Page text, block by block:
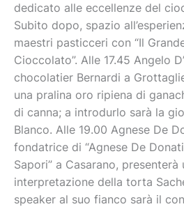
dedicato alle eccellenze del
Subito dopo, spazio
maestri pasticceri con “Il
Cioccolato”. Alle 17.45 Angelo
chocolatier Bernardi a
una pralina oro ripiena di
di canna; a introdurlo sarà la
Blanco. Alle 19.00 Agnese De
fondatrice di “Agnese De
Sapori” a Casarano, presenterà
interpretazione della torta
speaker al suo fianco sarà il